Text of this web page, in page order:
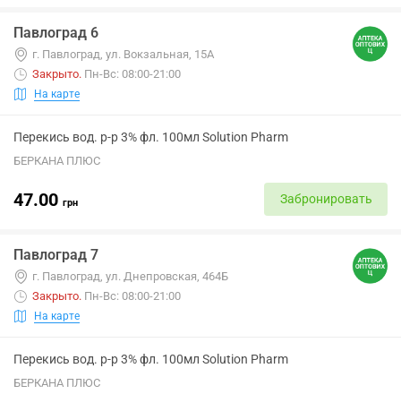
Павлоград 6
г. Павлоград, ул. Вокзальная, 15А
Закрыто. Пн-Вс: 08:00-21:00
На карте
Перекись вод. р-р 3% фл. 100мл Solution Pharm
БЕРКАНА ПЛЮС
47.00 грн Забронировать
Павлоград 7
г. Павлоград, ул. Днепровская, 464Б
Закрыто. Пн-Вс: 08:00-21:00
На карте
Перекись вод. р-р 3% фл. 100мл Solution Pharm
БЕРКАНА ПЛЮС